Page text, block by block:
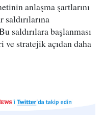
anlaşma şartlarını
saldırılara başlanması
stratejik açıdan daha